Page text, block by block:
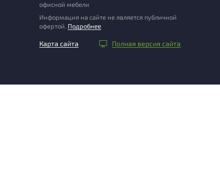
офисной мебели
Информация на сайте не является публичной
офертой. Подробнее
Карта сайта Полная версия сайта